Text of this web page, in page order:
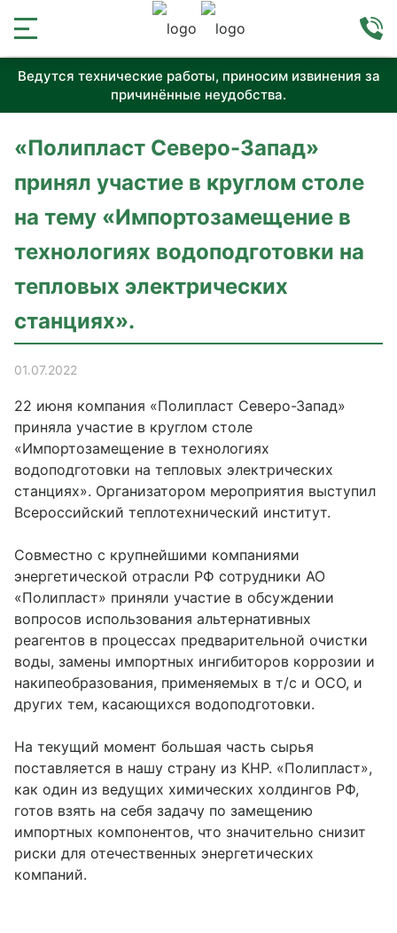
Ведутся технические работы, приносим извинения за
причинённые неудобства.
«Полипласт Северо-Запад»
принял участие в круглом столе
на тему «Импортозамещение в
технологиях водоподготовки на
тепловых электрических
станциях».
01.07.2022
22 июня компания «Полипласт Северо-Запад»
приняла участие в круглом столе
«Импортозамещение в технологиях
водоподготовки на тепловых электрических
станциях». Организатором мероприятия выступил
Всероссийский теплотехнический институт.
Совместно с крупнейшими компаниями
энергетической отрасли РФ сотрудники АО
«Полипласт» приняли участие в обсуждении
вопросов использования альтернативных
реагентов в процессах предварительной очистки
воды, замены импортных ингибиторов коррозии и
накипеобразования, применяемых в т/с и ОСО, и
других тем, касающихся водоподготовки.
На текущий момент большая часть сырья
поставляется в нашу страну из КНР. «Полипласт»,
как один из ведущих химических холдингов РФ,
готов взять на себя задачу по замещению
импортных компонентов, что значительно снизит
риски для отечественных энергетических
компаний.